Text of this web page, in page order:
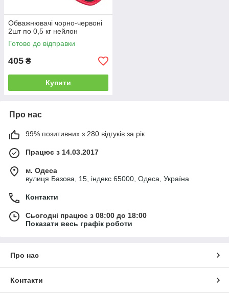
Обважнювачі чорно-червоні
2шт по 0,5 кг нейлон
Готово до відправки
405 ₴
Купити
Про нас
99% позитивних з 280 відгуків за рік
Працює з 14.03.2017
м. Одеса
вулиця Базова, 15, індекс 65000, Одеса, Україна
Контакти
Сьогодні працює з 08:00 до 18:00
Показати весь графік роботи
Про нас
Контакти